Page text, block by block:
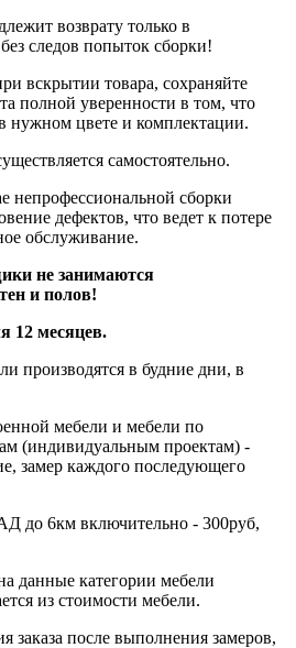
возврату только в
следов попыток сборки!
вскрытии товара, сохраняйте
полной уверенности в том, что
нужном цвете и комплектации.
самостоятельно.
непрофессиональной сборки
дефектов, что ведет к потере
обслуживание.
не занимаются
и полов!
12 месяцев.
производятся в будние дни, в
мебели и мебели по
(индивидуальным проектам) -
замер каждого последующего
до 6км включительно - 300руб,
данные категории мебели
из стоимости мебели.
заказа после выполнения замеров,